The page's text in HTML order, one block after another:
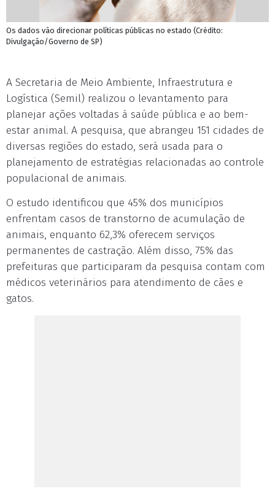
Os dados vão direcionar políticas públicas no estado (Crédito:
Divulgação/Governo de SP)
A Secretaria de Meio Ambiente, Infraestrutura e
Logística (Semil) realizou o levantamento para
planejar ações voltadas à saúde pública e ao bem-
estar animal. A pesquisa, que abrangeu 151 cidades de
diversas regiões do estado, será usada para o
planejamento de estratégias relacionadas ao controle
populacional de animais.
O estudo identificou que 45% dos municípios
enfrentam casos de transtorno de acumulação de
animais, enquanto 62,3% oferecem serviços
permanentes de castração. Além disso, 75% das
prefeituras que participaram da pesquisa contam com
médicos veterinários para atendimento de cães e
gatos.